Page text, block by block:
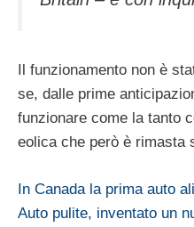
Il funzionamento non è
se, dalle prime
funzionare come la tanto
eolica che però è rimasta
In Canada la prima auto
Auto pulite, inventato un